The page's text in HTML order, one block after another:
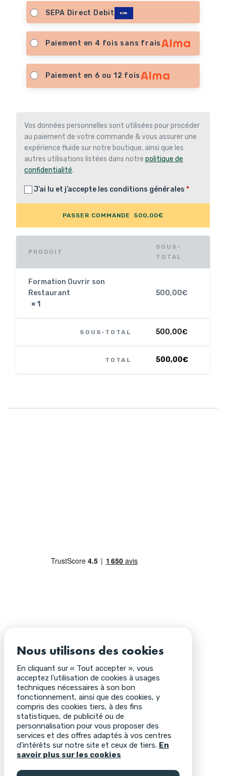
PRODUIT
SOUS-
TOTAL
Formation Ouvrir son
Restaurant
× 1
500,00€
SOUS-TOTAL 500,00€
TOTAL 500,00€
SEPA Direct Debit
Paiement en 4 fois sans frais
Paiement en 6 ou 12 fois
Vos données personnelles sont utilisées pour procéder
au paiement de votre commande & vous assurer une
expérience fluide sur notre boutique, ainsi que les
autres utilisations listées dans notre politique de
confidentialité.
J’ai lu et j’accepte les conditions générales *
PASSER COMMANDE 500,00€
Nous utilisons des cookies
En cliquant sur « Tout accepter », vous
acceptez l’utilisation de cookies à usages
techniques nécessaires à son bon
fonctionnement, ainsi que des cookies, y
compris des cookies tiers, à des fins
statistiques, de publicité ou de
personnalisation pour vous proposer des
services et des offres adaptés à vos centres
d’intérêts sur notre site et ceux de tiers. En
savoir plus sur les cookies